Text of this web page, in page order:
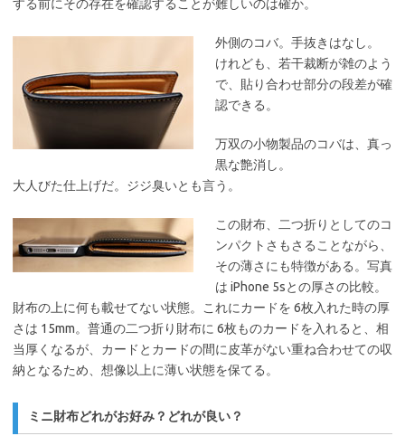
する前にその存在を確認することが難しいのは確か。
外側のコバ。手抜きはなし。
けれども、若干裁断が雑のよう
で、貼り合わせ部分の段差が確
認できる。
万双の小物製品のコバは、真っ
黒な艶消し。
大人びた仕上げだ。ジジ臭いとも言う。
この財布、二つ折りとしてのコ
ンパクトさもさることながら、
その薄さにも特徴がある。写真
は iPhone 5sとの厚さの比較。
財布の上に何も載せてない状態。これにカードを 6枚入れた時の厚
さは 15mm。普通の二つ折り財布に 6枚ものカードを入れると、相
当厚くなるが、カードとカードの間に皮革がない重ね合わせての収
納となるため、想像以上に薄い状態を保てる。
ミニ財布どれがお好み？どれが良い？